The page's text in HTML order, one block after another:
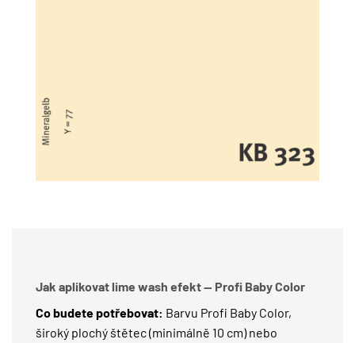
Jak aplikovat lime wash efekt — Profi Baby Color
Co budete potřebovat: Barvu Profi Baby Color,
široký plochý štětec (minimálně 10 cm) nebo